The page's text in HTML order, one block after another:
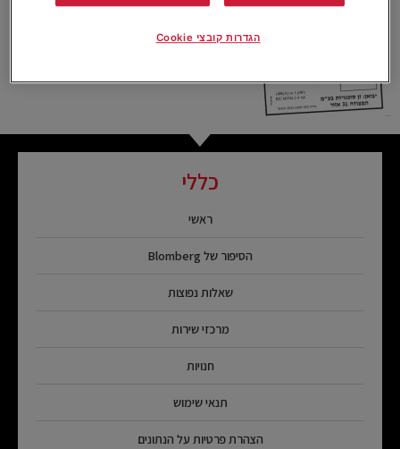
כללי
ראשי
הסיפור של Blomberg
שאלות נפוצות
מרכזי שירות
חנויות
תנאי שימוש
הצהרת פרטיות על הנתונים
הגדרות קובצי Cookie